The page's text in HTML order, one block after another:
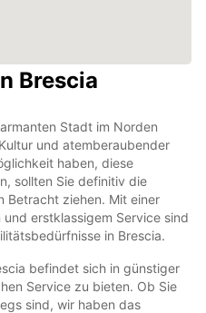
Brescia
Stadt im Norden
und atemberaubender
haben, diese
sollten Sie definitiv die
Betracht ziehen. Mit einer
erstklassigem Service sind
in Brescia.
befindet sich in günstiger
Service zu bieten. Ob Sie
sind, wir haben das